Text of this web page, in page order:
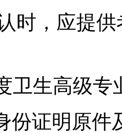
时，应提
卫生高级
份证明原件